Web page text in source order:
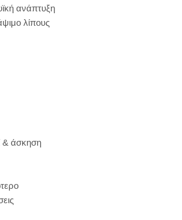
ανάπτυξη
λίπους
& άσκηση